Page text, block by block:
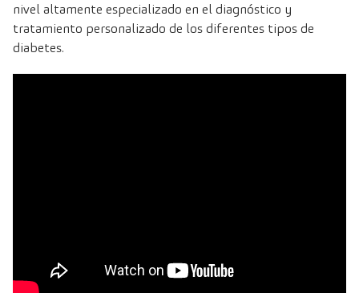
nivel altamente especializado en el diagnóstico y
tratamiento personalizado de los diferentes tipos de
diabetes.